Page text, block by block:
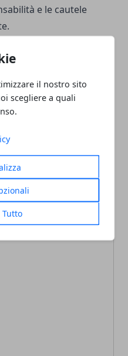
il nostro sito
scegliere a quali
Tutto
e le cautele
Torino, truffa del finto
Carabiniere: arrestato un
21enne